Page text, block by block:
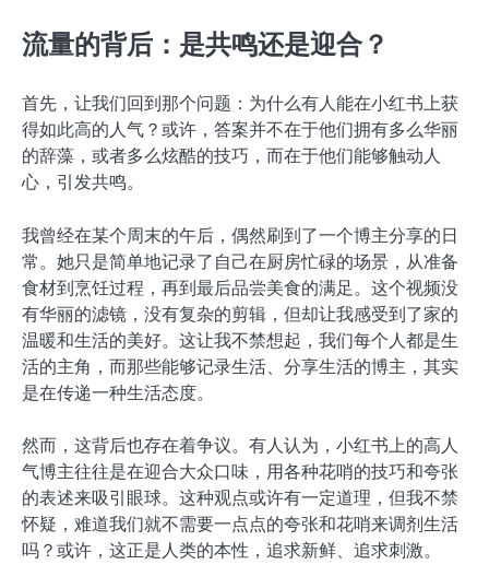
流量的背后：是共鸣还是迎合？
首先，让我们回到那个问题：为什么有人能在小红书上获
得如此高的人气？或许，答案并不在于他们拥有多么华丽
的辞藻，或者多么炫酷的技巧，而在于他们能够触动人
心，引发共鸣。
我曾经在某个周末的午后，偶然刷到了一个博主分享的日
常。她只是简单地记录了自己在厨房忙碌的场景，从准备
食材到烹饪过程，再到最后品尝美食的满足。这个视频没
有华丽的滤镜，没有复杂的剪辑，但却让我感受到了家的
温暖和生活的美好。这让我不禁想起，我们每个人都是生
活的主角，而那些能够记录生活、分享生活的博主，其实
是在传递一种生活态度。
然而，这背后也存在着争议。有人认为，小红书上的高人
气博主往往是在迎合大众口味，用各种花哨的技巧和夸张
的表述来吸引眼球。这种观点或许有一定道理，但我不禁
怀疑，难道我们就不需要一点点的夸张和花哨来调剂生活
吗？或许，这正是人类的本性，追求新鲜、追求刺激。